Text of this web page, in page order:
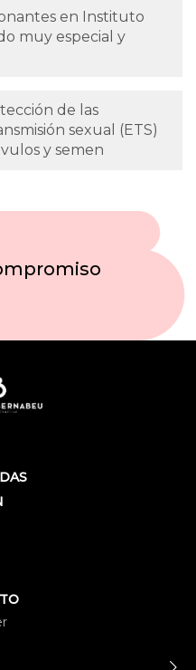
en Instituto
muy especial y
de las
sexual (ETS)
y semen